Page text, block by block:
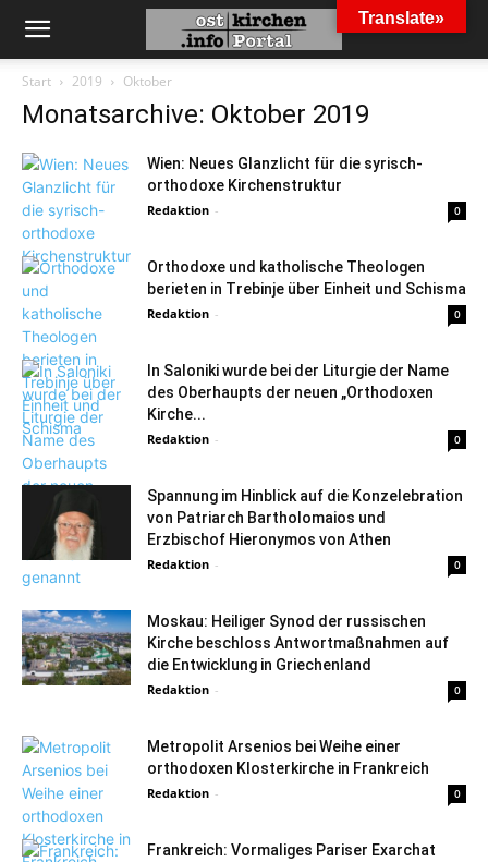
Start 2019 Oktober
Monatsarchive: Oktober 2019
Wien: Neues Glanzlicht für die syrisch-
orthodoxe Kirchenstruktur
Redaktion - 0
Orthodoxe und katholische Theologen
berieten in Trebinje über Einheit und Schisma
Redaktion - 0
In Saloniki wurde bei der Liturgie der Name
des Oberhaupts der neuen „Orthodoxen
Kirche...
Redaktion - 0
Spannung im Hinblick auf die Konzelebration
von Patriarch Bartholomaios und
Erzbischof Hieronymos von Athen
Redaktion - 0
Moskau: Heiliger Synod der russischen
Kirche beschloss Antwortmaßnahmen auf
die Entwicklung in Griechenland
Redaktion - 0
Metropolit Arsenios bei Weihe einer
orthodoxen Klosterkirche in Frankreich
Redaktion - 0
Frankreich: Vormaliges Pariser Exarchat
Translate»